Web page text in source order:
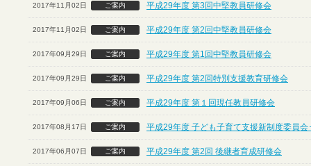
2017年11月02日 ご案内 平成29年度 第3回中堅教員研修会
2017年11月02日 ご案内 平成29年度 第2回中堅教員研修会
2017年09月29日 ご案内 平成29年度 第1回中堅教員研修会
2017年09月29日 ご案内 平成29年度 第2回特別支援教育研修会
2017年09月06日 ご案内 平成29年度 第１回現任教員研修会
2017年08月17日 ご案内 平成29年度 子ども子育て支援新制度委員会
2017年06月07日 ご案内 平成29年度 第2回 後継者育成研修会